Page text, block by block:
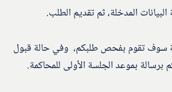
المدخلة، ثم تقديم الطلب.
سوف تقوم بفحص طلبكم، وفي حالة قبول
بموعد الجلسة الأولى للمحاكمة.